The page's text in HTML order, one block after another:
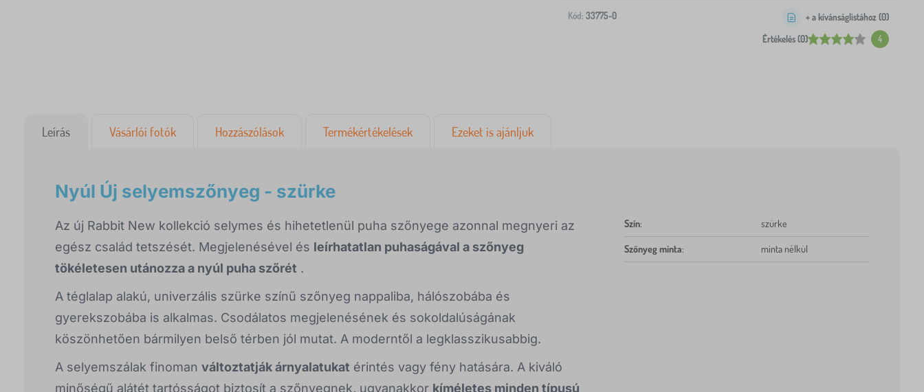
Kód: 33775-0
Értékelés (0) 4
+ a kívánságlistához (0)
Leírás Vásárlói fotók Hozzászólások Termékértékelések Ezeket is ajánljuk
Nyúl Új selyemszőnyeg - szürke
Az új Rabbit New kollekció selymes és hihetetlenül puha szőnyege azonnal megnyeri az
egész család tetszését. Megjelenésével és leírhatatlan puhaságával a szőnyeg
tökéletesen utánozza a nyúl puha szőrét .
A téglalap alakú, univerzális szürke színű szőnyeg nappaliba, hálószobába és
gyerekszobába is alkalmas. Csodálatos megjelenésének és sokoldalúságának
köszönhetően bármilyen belső térben jól mutat. A moderntől a legklasszikusabbig.
A selyemszálak finoman változtatják árnyalatukat érintés vagy fény hatására. A kiváló
minőségű alátét tartósságot biztosít a szőnyegnek, ugyanakkor kíméletes minden típusú
Szín: szürke
Szőnyeg minta: minta nélkül